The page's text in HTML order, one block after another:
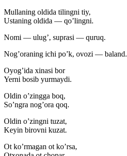
Mullaning oldida tilingni tiy,
Ustaning oldida — qo’lingni.
Nomi — ulug’, suprasi — quruq.
Nog’oraning ichi po’k, ovozi — baland.
Oyog’ida xinasi bor
Yerni bosib yurmaydi.
Oldin o’zingga boq,
So’ngra nog’ora qoq.
Oldin o’zingni tuzat,
Keyin birovni kuzat.
Ot ko’rmagan ot ko’rsa,